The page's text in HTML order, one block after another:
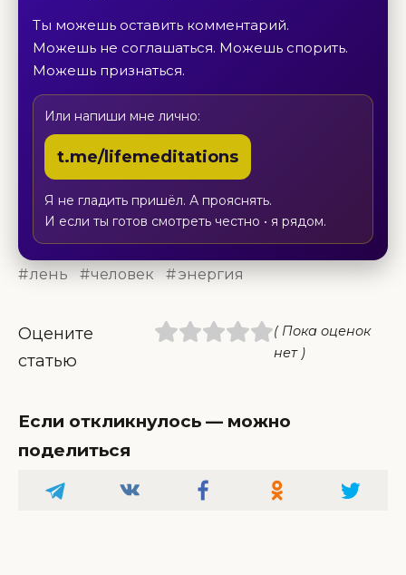
Ты можешь оставить комментарий.
Можешь не соглашаться. Можешь спорить.
Можешь признаться.
Или напиши мне лично:
t.me/lifemeditations
Я не гладить пришёл. А прояснять.
И если ты готов смотреть честно • я рядом.
лень человек энергия
Оцените
статью
( Пока оценок
нет )
Если откликнулось — можно
поделиться